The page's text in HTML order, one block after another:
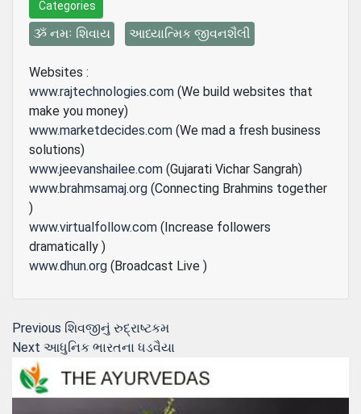
Categories
ૐ નમઃ શિવાય આધ્યાત્મિક જીવનશૈલી
Websites :
www.rajtechnologies.com (We build websites that
make you money)
www.marketdecides.com (We mad a fresh business
solutions)
www.jeevanshailee.com (Gujarati Vichar Sangrah)
www.brahmsamaj.org (Connecting Brahmins together
)
www.virtualfollow.com (Increase followers
dramatically )
www.dhun.org (Broadcast Live )
Post
navigation
Previous Previous
post:
શિવજીનું રુદ્રાષ્ટકમ
Next Next
આધુનિક ભારતના ધડવૈયા